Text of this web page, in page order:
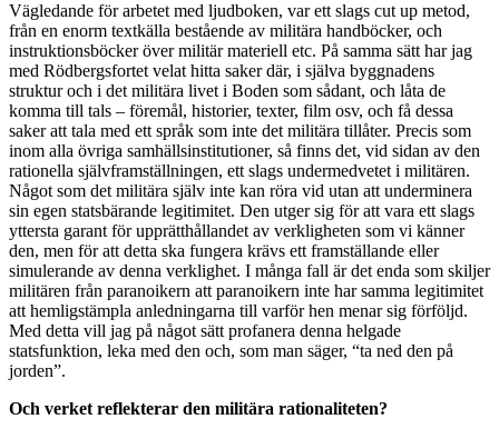
Vägledande för arbetet med ljudboken, var ett slags cut up metod,
från en enorm textkälla bestående av militära handböcker, och
instruktionsböcker över militär materiell etc. På samma sätt har jag
med Rödbergsfortet velat hitta saker där, i själva byggnadens
struktur och i det militära livet i Boden som sådant, och låta de
komma till tals – föremål, historier, texter, film osv, och få dessa
saker att tala med ett språk som inte det militära tillåter. Precis som
inom alla övriga samhällsinstitutioner, så finns det, vid sidan av den
rationella självframställningen, ett slags undermedvetet i militären.
Något som det militära själv inte kan röra vid utan att underminera
sin egen statsbärande legitimitet. Den utger sig för att vara ett slags
yttersta garant för upprätthållandet av verkligheten som vi känner
den, men för att detta ska fungera krävs ett framställande eller
simulerande av denna verklighet. I många fall är det enda som skiljer
militären från paranoikern att paranoikern inte har samma legitimitet
att hemligstämpla anledningarna till varför hen menar sig förföljd.
Med detta vill jag på något sätt profanera denna helgade
statsfunktion, leka med den och, som man säger, “ta ned den på
jorden”.
Och verket reflekterar den militära rationaliteten?